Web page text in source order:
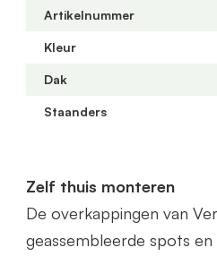
veranda kunnen wij
Het beste vraagt u dan
Artikelnummer
Kleur
Dak
Staanders
Zelf thuis monteren
De overkappingen van
geassembleerde spots